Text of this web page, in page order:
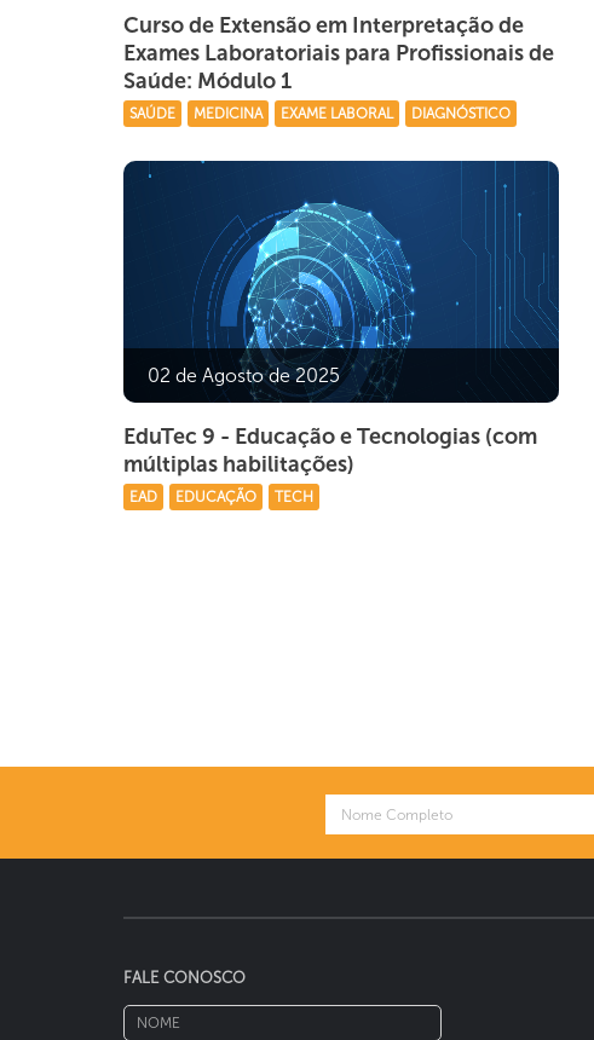
Curso de Extensão em Interpretação de
Exames Laboratoriais para Profissionais de
Saúde: Módulo 1
SAÚDE MEDICINA EXAME LABORAL DIAGNÓSTICO
02 de Agosto de 2025
EduTec 9 - Educação e Tecnologias (com
múltiplas habilitações)
EAD EDUCAÇÃO TECH
FALE CONOSCO